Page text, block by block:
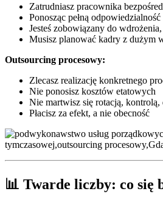
Zatrudniasz pracownika
Ponosząc pełną
Jesteś zobowiązany do
Musisz planować kadry z dużym
Outsourcing procesowy:
Zlecasz realizację konkretnego
Nie ponosisz kosztów etatowych
Nie martwisz się rotacją, kontrolą,
Płacisz za efekt, a nie obecność
📊 Twarde liczby: co się